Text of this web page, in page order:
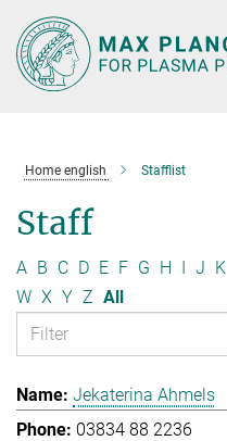
Main-
Content
Home english Stafflist
Staff
A B C D E F G H I J K
W X Y Z All
Jekaterina Ahmels
03834 88 2236